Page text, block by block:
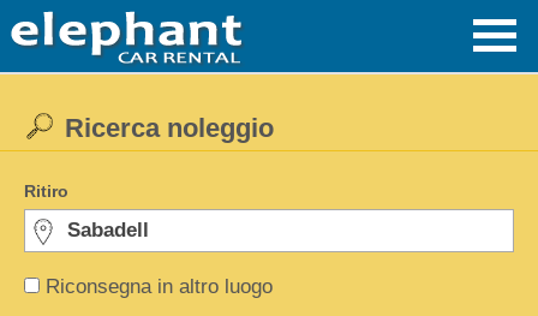
Riconsegna in altro luogo
Ricerca noleggio
Ritiro